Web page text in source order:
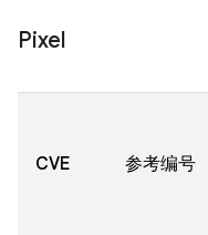
Pixel
CVE 参考编号